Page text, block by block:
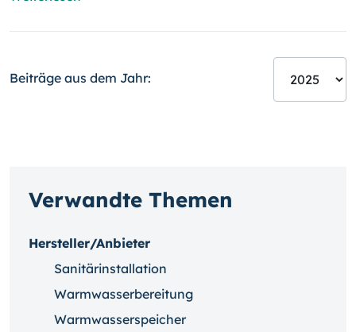
Beiträge aus dem Jahr:
Verwandte Themen
Hersteller/Anbieter
Sanitärinstallation
Warmwasserbereitung
Warmwasserspeicher